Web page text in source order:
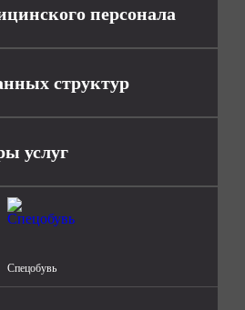
персонала
структур
услуг
Спецобувь